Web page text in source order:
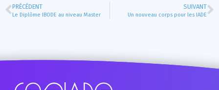
PRÉCÉDENT
Le Diplôme IBODE au niveau Master
SUIVANT
Un nouveau corps pour les IADE